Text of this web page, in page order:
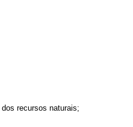
recursos naturais;